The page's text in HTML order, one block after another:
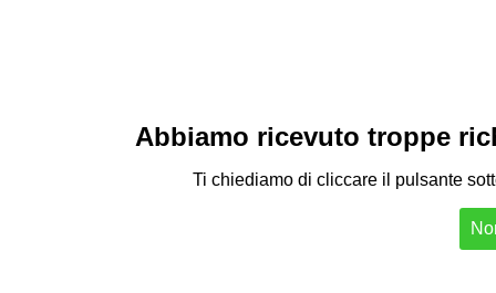
Abbiamo ricevuto troppe
Ti chiediamo di cliccare il pulsante